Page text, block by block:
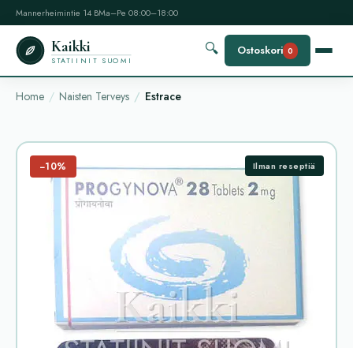
Mannerheimintie 14 BMa–Pe 08:00–18:00
Kaikki
STATIINIT SUOMI
🔍 Ostoskori 0
Home Naisten Terveys Estrace
−10% Ilman reseptiä